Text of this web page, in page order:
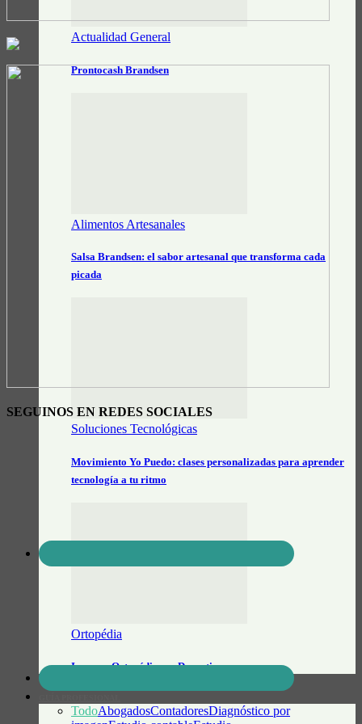
Actualidad General
Prontocash Brandsen
Alimentos Artesanales
Salsa Brandsen: el sabor artesanal que transforma cada
picada
Soluciones Tecnológicas
Movimiento Yo Puedo: clases personalizadas para aprender
tecnología a tu ritmo
Ortopédia
Insumos Ortopédicos y Deportivos
TodoAbogadosContadoresDiagnóstico por
SEGUINOS EN REDES SOCIALES